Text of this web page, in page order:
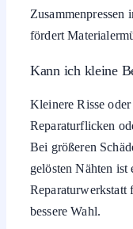
Zusammenpressen
fördert
Kann ich kleine
Kleinere Risse
Reparaturflicken
Bei größeren
gelösten Nähten ist
Reparaturwerkstatt
bessere Wahl.